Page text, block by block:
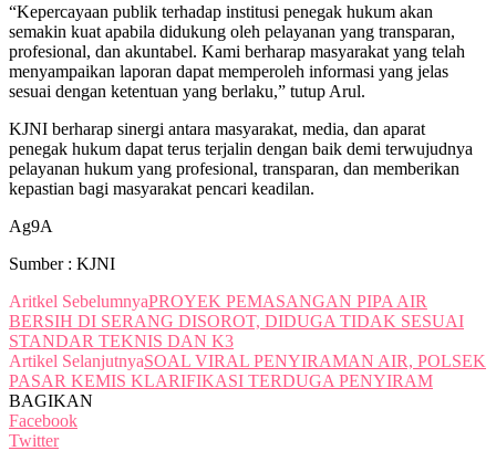
“Kepercayaan publik terhadap institusi penegak hukum akan
semakin kuat apabila didukung oleh pelayanan yang transparan,
profesional, dan akuntabel. Kami berharap masyarakat yang telah
menyampaikan laporan dapat memperoleh informasi yang jelas
sesuai dengan ketentuan yang berlaku,” tutup Arul.
KJNI berharap sinergi antara masyarakat, media, dan aparat
penegak hukum dapat terus terjalin dengan baik demi terwujudnya
pelayanan hukum yang profesional, transparan, dan memberikan
kepastian bagi masyarakat pencari keadilan.
Ag9A
Sumber : KJNI
Aritkel SebelumnyaPROYEK PEMASANGAN PIPA AIR
BERSIH DI SERANG DISOROT, DIDUGA TIDAK SESUAI
STANDAR TEKNIS DAN K3
Artikel SelanjutnyaSOAL VIRAL PENYIRAMAN AIR, POLSEK
PASAR KEMIS KLARIFIKASI TERDUGA PENYIRAM
BAGIKAN
Facebook
Twitter